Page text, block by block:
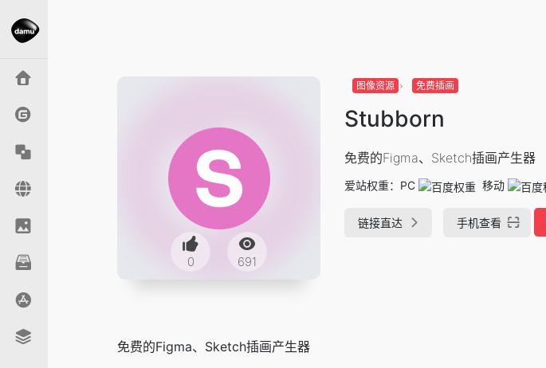
0 691
图像资源 免费插画
Stubborn
免费的Figma、Sketch插画产生器
爱站权重： PC 移动
链接直达 手机查看
免费的Figma、Sketch插画产生器